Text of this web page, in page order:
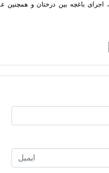
اجرای باغچه بین درختان و